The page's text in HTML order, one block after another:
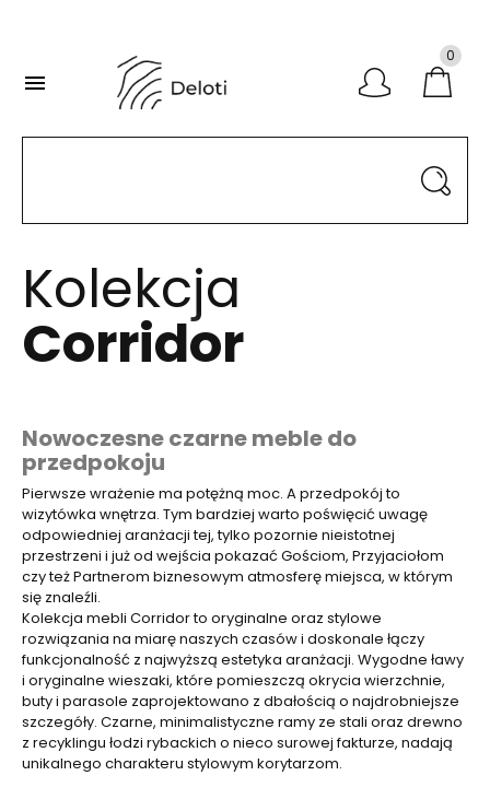

0
Kolekcja
Corridor
Nowoczesne czarne meble do
przedpokoju
Pierwsze wrażenie ma potężną moc. A przedpokój to
wizytówka wnętrza. Tym bardziej warto poświęcić uwagę
odpowiedniej aranżacji tej, tylko pozornie nieistotnej
przestrzeni i już od wejścia pokazać Gościom, Przyjaciołom
czy też Partnerom biznesowym atmosferę miejsca, w którym
się znaleźli.
Kolekcja mebli Corridor to oryginalne oraz stylowe
rozwiązania na miarę naszych czasów i doskonale łączy
funkcjonalność z najwyższą estetyka aranżacji. Wygodne ławy
i oryginalne wieszaki, które pomieszczą okrycia wierzchnie,
buty i parasole zaprojektowano z dbałością o najdrobniejsze
szczegóły. Czarne, minimalistyczne ramy ze stali oraz drewno
z recyklingu łodzi rybackich o nieco surowej fakturze, nadają
unikalnego charakteru stylowym korytarzom.